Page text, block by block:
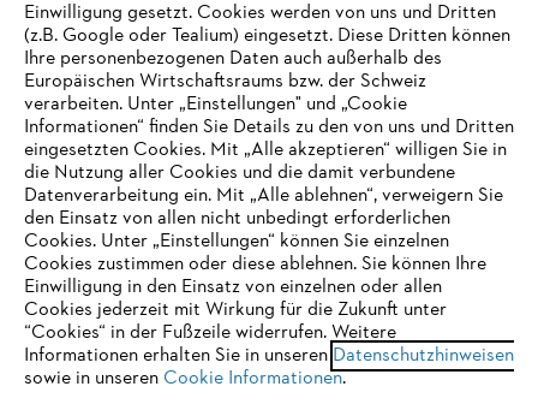
IHR BROWSER WIRD NICHT
UNTERSTÜTZT
Sie nutzen einen Browser, den wir noch nicht unterstützen. Für
eine optimale Nutzung unserer Seite empfehlen wir Ihnen, zu
einem der folgenden Browser zu wechseln:
Einwilligung gesetzt. Cookies werden von uns und Dritten
(z.B. Google oder Tealium) eingesetzt. Diese Dritten können
Ihre personenbezogenen Daten auch außerhalb des
Europäischen Wirtschaftsraums bzw. der Schweiz
verarbeiten. Unter „Einstellungen" und „Cookie
Informationen“ finden Sie Details zu den von uns und Dritten
eingesetzten Cookies. Mit „Alle akzeptieren“ willigen Sie in
die Nutzung aller Cookies und die damit verbundene
Datenverarbeitung ein. Mit „Alle ablehnen“, verweigern Sie
den Einsatz von allen nicht unbedingt erforderlichen
Cookies. Unter „Einstellungen“ können Sie einzelnen
Cookies zustimmen oder diese ablehnen. Sie können Ihre
Einwilligung in den Einsatz von einzelnen oder allen
Cookies jederzeit mit Wirkung für die Zukunft unter
“Cookies“ in der Fußzeile widerrufen. Weitere
Informationen erhalten Sie in unseren Datenschutzhinweisen
sowie in unseren Cookie Informationen.